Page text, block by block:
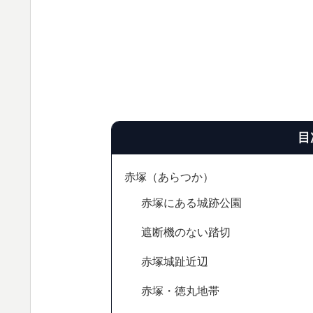
赤塚（あらつか）
赤塚にある城跡公園
遮断機のない踏切
赤塚城趾近辺
赤塚・徳丸地帯